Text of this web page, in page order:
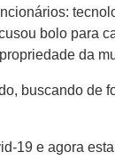
bolo para
da
buscando de
19 e agora